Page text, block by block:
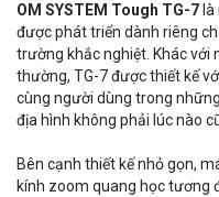
OM SYSTEM Tough TG-7
được phát triển dành riêng
trường khắc nghiệt. Khác với
thường, TG-7 được thiết kế
cùng người dùng trong
địa hình không phải lúc nào
Bên cạnh thiết kế nhỏ gọn,
kính zoom quang học tương